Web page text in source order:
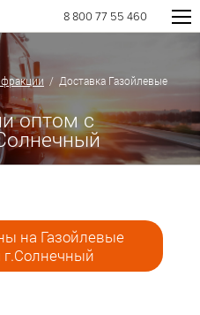
8 800 77 55 460
/ Доставка Газойлевые
оптом с
на Газойлевые